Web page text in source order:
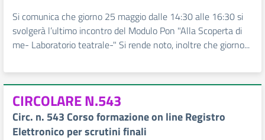
Si comunica che giorno 25 maggio dalle 14:30 alle 16:30 si
svolgerà l’ultimo incontro del Modulo Pon "Alla Scoperta di
me- Laboratorio teatrale-" Si rende noto, inoltre che giorno...
CIRCOLARE N.543
Circ. n. 543 Corso formazione on line Registro
Elettronico per scrutini finali